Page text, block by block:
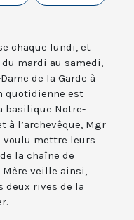
chaque lundi, et
mardi au samedi,
de la Garde à
quotidienne est
basilique Notre-
à l’archevêque, Mgr
voulu mettre leurs
la chaîne de
Mère veille ainsi,
deux rives de la